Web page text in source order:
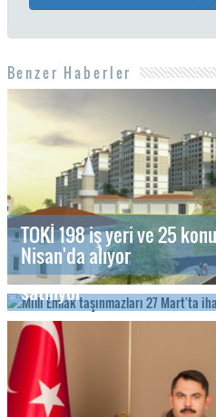
Benzer Haberler
TOKİ 198 iş yeri ve 25
Nisan'da alıyor
Milli Emlak taşınmazları
satılıyor